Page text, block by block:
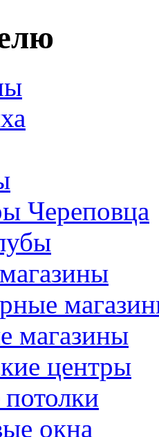
Череповца
магазины
центры
окна